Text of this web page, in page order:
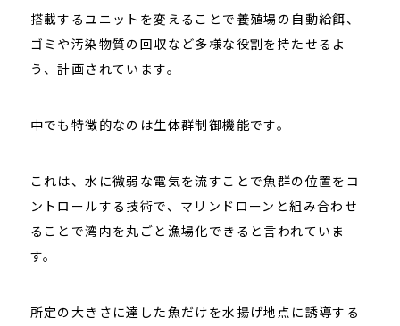
搭載するユニットを変えることで養殖場の自動給餌、
ゴミや汚染物質の回収など多様な役割を持たせるよ
う、計画されています。
中でも特徴的なのは生体群制御機能です。
これは、水に微弱な電気を流すことで魚群の位置をコ
ントロールする技術で、マリンドローンと組み合わせ
ることで湾内を丸ごと漁場化できると言われていま
す。
所定の大きさに達した魚だけを水揚げ地点に誘導する